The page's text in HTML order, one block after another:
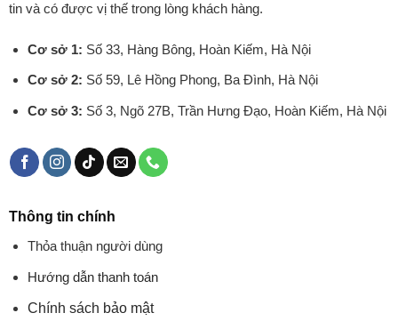
tin và có được vị thế trong lòng khách hàng.
Cơ sở 1: Số 33, Hàng Bông, Hoàn Kiếm, Hà Nội
Cơ sở 2: Số 59, Lê Hồng Phong, Ba Đình, Hà Nội
Cơ sở 3: Số 3, Ngõ 27B, Trần Hưng Đạo, Hoàn Kiếm, Hà Nội
Thông tin chính
Thỏa thuận người dùng
Hướng dẫn thanh toán
Chính sách bảo mật